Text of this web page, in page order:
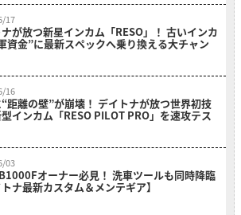
17
が放つ新星インカム「RESO」！ 古いインカ
資金”に最新スペックへ乗り換える大チャン
16
距離の壁”が崩壊！ デイトナが放つ世界初技
インカム「RESO PILOT PRO」を速攻テス
03
オーナー必見！ 洗車ツールも同時降臨
トナ最新カスタム＆メンテギア】